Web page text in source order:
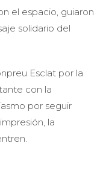
el espacio, guiaron
solidario del
Esclat por la
con la
por seguir
la